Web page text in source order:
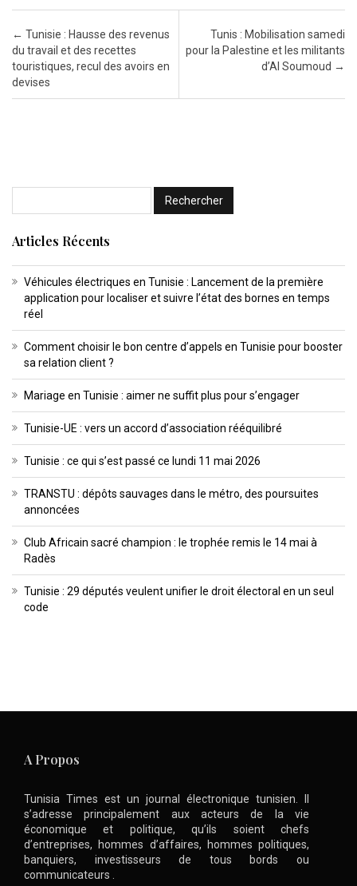
Post navigation
← Tunisie : Hausse des revenus
du travail et des recettes
touristiques, recul des avoirs en
devises
Tunis : Mobilisation samedi
pour la Palestine et les militants
d’Al Soumoud →
Articles Récents
Véhicules électriques en Tunisie : Lancement de la première
application pour localiser et suivre l’état des bornes en temps
réel
Comment choisir le bon centre d’appels en Tunisie pour booster
sa relation client ?
Mariage en Tunisie : aimer ne suffit plus pour s’engager
Tunisie-UE : vers un accord d’association rééquilibré
Tunisie : ce qui s’est passé ce lundi 11 mai 2026
TRANSTU : dépôts sauvages dans le métro, des poursuites
annoncées
Club Africain sacré champion : le trophée remis le 14 mai à
Radès
Tunisie : 29 députés veulent unifier le droit électoral en un seul
code
A Propos
Tunisia Times est un journal électronique tunisien. Il
s’adresse principalement aux acteurs de la vie
économique et politique, qu’ils soient chefs
d’entreprises, hommes d’affaires, hommes politiques,
banquiers, investisseurs de tous bords ou
communicateurs .